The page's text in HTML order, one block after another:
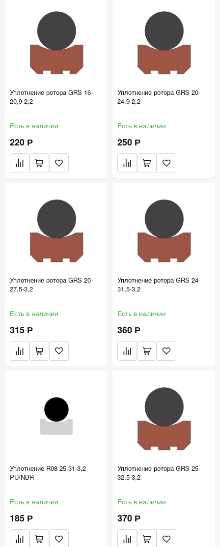
Уплотнение ротора GRS 16-
20,9-2,2
Есть в наличии
220 Р
Уплотнение ротора GRS 20-
24,9-2,2
Есть в наличии
250 Р
Уплотнение ротора GRS 20-
27,5-3,2
Есть в наличии
315 Р
Уплотнение ротора GRS 24-
31,5-3,2
Есть в наличии
360 Р
Уплотнение R08 25-31-3,2
PU/NBR
Есть в наличии
185 Р
Уплотнение ротора GRS 25-
32,5-3,2
Есть в наличии
370 Р